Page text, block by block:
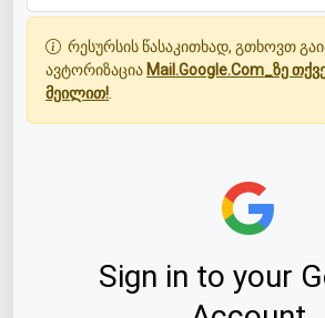
რესურსის წასაკითხად, გთხოვთ
ავტორიზაცია Mail.Google.Com_ზე
მეილით!